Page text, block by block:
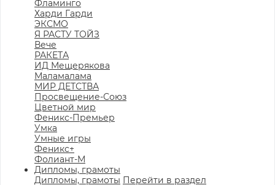
Фламинго
Харди Гарди
ЭКСМО
Я РАСТУ ТОЙЗ
Вече
РАКЕТА
ИД Мещерякова
Маламалама
МИР ДЕТСТВА
Просвещение-Союз
Цветной мир
Феникс-Премьер
Умка
Умные игры
Феникс+
Фолиант-М
Дипломы, грамоты
Дипломы, грамоты Перейти в раздел